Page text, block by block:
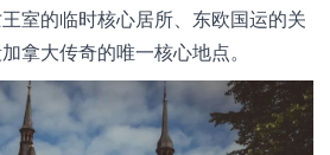
室的临时核心居所、东欧国运的关
拿大传奇的唯一核心地点。